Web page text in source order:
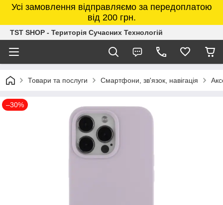
Усі замовлення відправляємо за передоплатою
від 200 грн.
TST SHOP - Територія Сучасних Технологій
Товари та послуги Смартфони, зв'язок, навігація
–30%